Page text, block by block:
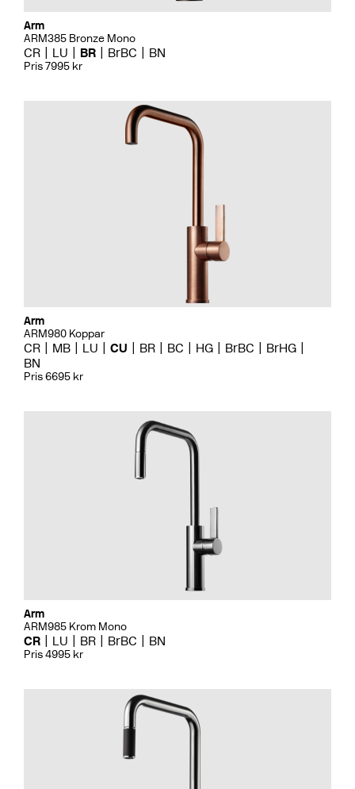
Arm
ARM385 Bronze Mono
CR LU BR BrBC BN
Pris 7995 kr
Arm
ARM980 Koppar
CR MB LU CU BR BC HG BrBC
BrHG
BN
Pris 6695 kr
Arm
ARM985 Krom Mono
CR LU BR BrBC BN
Pris 4995 kr